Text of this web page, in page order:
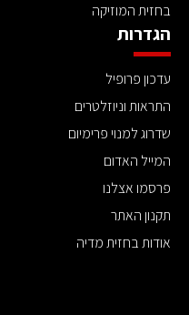
בחזית המוזיקה
הגדרות
עדכון פרופיל
התראות וניוזלטרים
שדרוג למנוי פרימיום
המייל האדום
פרסמו אצלנו
תקנון האתר
אודות בחזית מדיה